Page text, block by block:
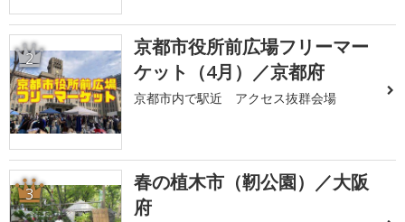
2
京都市役所前広場フリーマー
ケット（4月）／京都府
京都市内で駅近 アクセス抜群会場
3
春の植木市（靭公園）／大阪
府